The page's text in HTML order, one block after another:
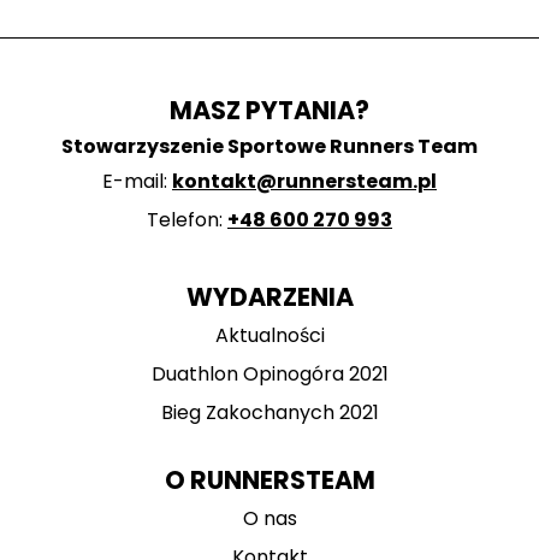
MASZ PYTANIA?
Stowarzyszenie Sportowe Runners Team
E-mail: kontakt@runnersteam.pl
Telefon: +48 600 270 993
WYDARZENIA
Aktualności
Duathlon Opinogóra 2021
Bieg Zakochanych 2021
O RUNNERSTEAM
O nas